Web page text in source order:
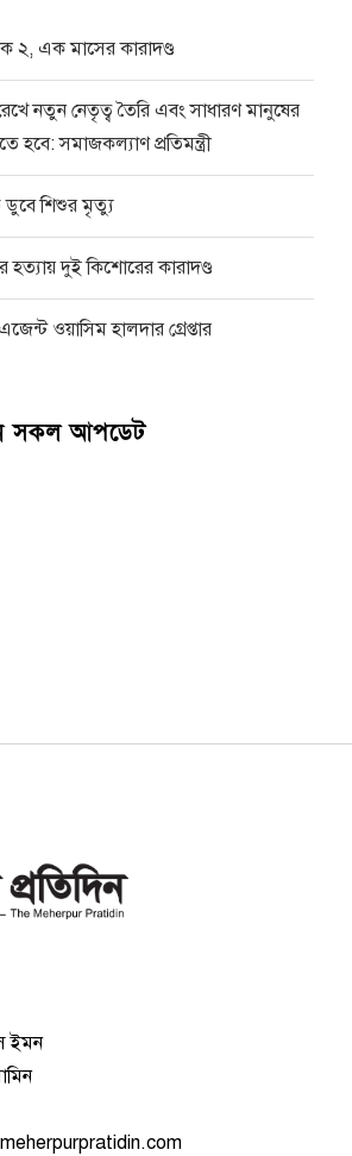
২, এক মাসের কারাদণ্ড
নতুন নেতৃত্ব তৈরি এবং সাধারণ মানুষের
হবে: সমাজকল্যাণ প্রতিমন্ত্রী
ডুবে শিশুর মৃত্যু
হত্যায় দুই কিশোরের কারাদণ্ড
ওয়াসিম হালদার গ্রেপ্তার
সকল আপডেট
ইমন